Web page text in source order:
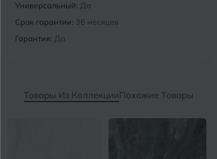
Универсальный: Да
Срок гарантии: 36 месяцев
Гарантия: Да
Товары Из КоллекцииПохожие Товары